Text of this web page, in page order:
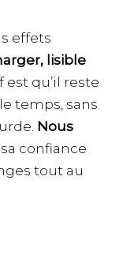
effets
lisible
est qu’il reste
temps, sans
Nous
confiance
tout au